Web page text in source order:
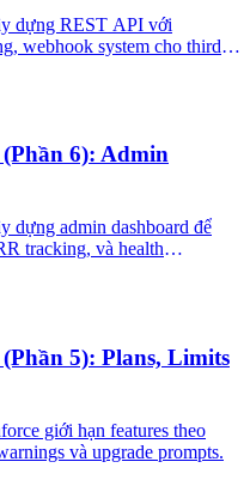
dựng REST API với
webhook system cho third-
6): Admin
dựng admin dashboard để
tracking, và health
5): Plans, Limits
giới hạn features theo
và upgrade prompts.